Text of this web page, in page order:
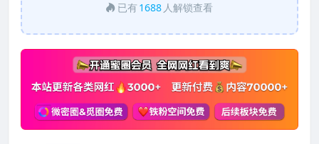
已有 1688 人解锁查看